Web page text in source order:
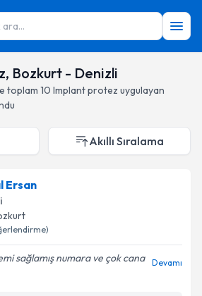
Bozkurt - Denizli
toplam 10 Implant protez uygulayan
Akıllı Sıralama
Ersan
sağlamış numara ve çok cana
Devamı